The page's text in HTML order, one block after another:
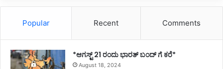
Popular Recent Comments
*ಆಗಸ್ಟ್ 21 ರಂದು ಭಾರತ್‌ ಬಂದ್‌ ಗೆ ಕರೆ*
August 18, 2024